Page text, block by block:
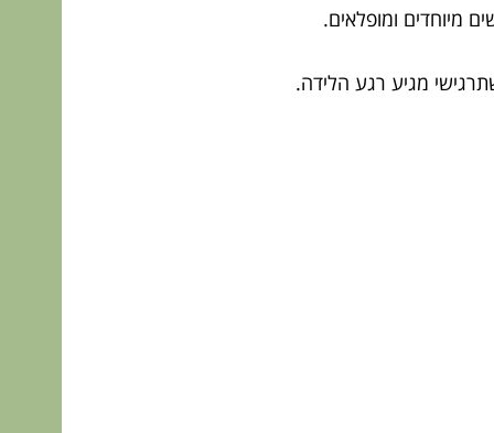
מיוחדים ומופלאים.
מגיע רגע הלידה.